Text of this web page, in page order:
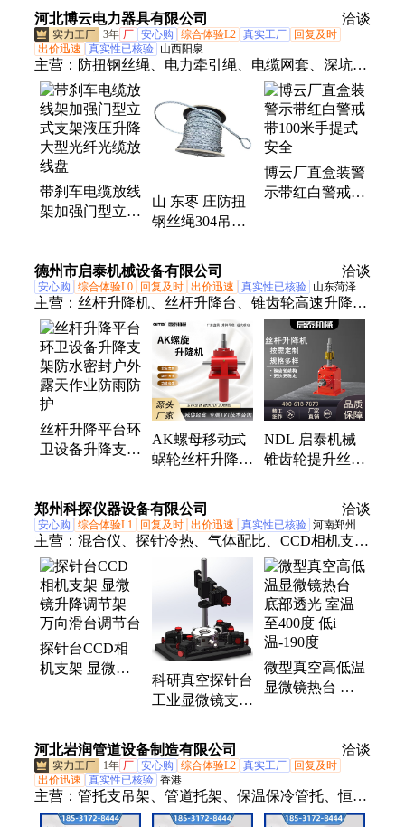
门架 提升能源
利用率
河北博云电力器具有限公司 洽谈
3年 厂 安心购 综合体验L2 真实工厂
回复及时
出价迅速
真实性已核验 山西阳泉
主营： 防扭钢丝绳、电力牵引绳、电缆网套、深坑作
业一体机、电缆输送机、电缆放线架、电缆放线盘、
导线压接机、紧线器螺旋地桩、电缆输送拖车
带刹车电缆放线
架加强门型立式
盘
山 东枣 庄防扭
钢丝绳304吊机
钢索绳防旋转
博云厂直盒装警
示带红白警戒带
德州市启泰机械设备有限公司 洽谈
安心购 综合体验L0 回复及时 出价迅速 真实性已核验 山东菏泽
主营： 丝杆升降机、丝杆升降台、锥齿轮高速升降
机、齿轮齿条快速丝杆升降机、蜗轮蜗杆升降机、螺
旋丝杆升降机、涡轮蜗杆升降机、螺旋升降机、丝杠
升降机、电动丝杆升降机、手摇丝杆升降机、丝杆升
降机构、联动丝杆升降机、同步丝杆升降机、sja丝杆
升降机、sjb丝杆升降机、swl丝杆升降机、非标丝杆
升降机、涡轮螺旋升降机、回转驱动、电动推杆、SE
回转驱动
丝杆升降平台环
卫设备升降支架
AK螺母移动式
蜗轮丝杆升降台
印刷机械升降传
动设备
NDL 启泰机械
锥齿轮提升丝杆
高支持定制低噪
音厂家
郑州科探仪器设备有限公司 洽谈
安心购 综合体验L1 回复及时 出价迅速 真实性已核验 河南郑州
主营： 混合仪、探针冷热、气体配比、CCD相机支
架、真空加热、真空封装、试管真空、气敏测试、真
空机组、湿度发生器、表面处理机、高温真空热、真
空封管机、滚筒等离子、流量显示仪器、温湿度传感
器、旋转密封试管
探针台CCD相
机支架 显微镜
科研真空探针台
工业显微镜支架
台 调焦手轮
微型真空高低温
显微镜热台 底
河北岩润管道设备制造有限公司 洽谈
1年 厂 安心购 综合体验L2 真实工厂
回复及时
出价迅速
真实性已核验 香港
主营： 管托支吊架、管道托架、保温保冷管托、恒力
弹簧支架、弹簧支吊架、蛭石管托